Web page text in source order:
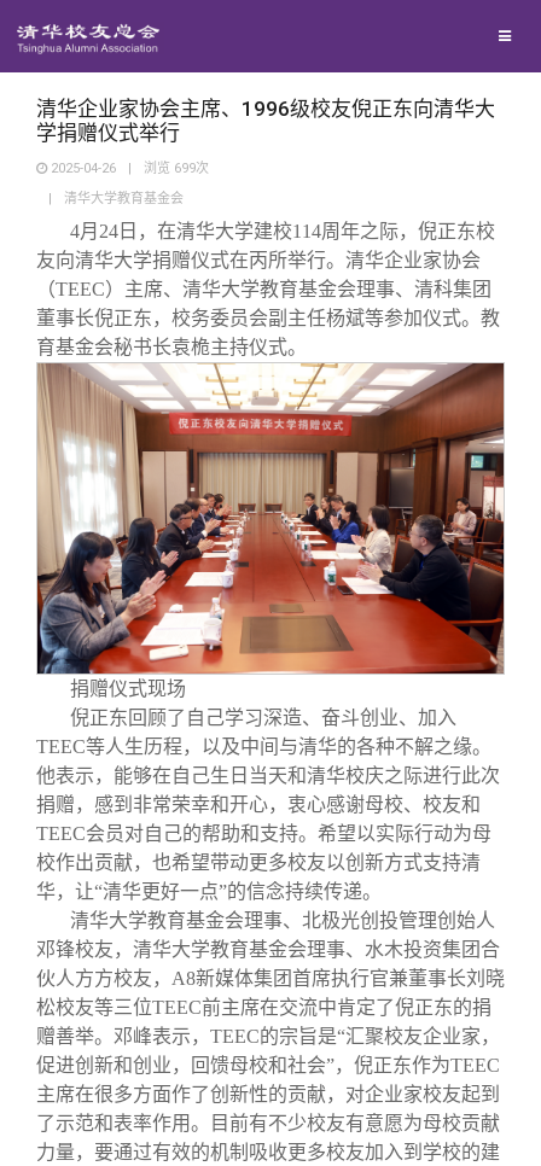
西南联大校友会
义工计划
媒体平台
《清华校友通讯》
《水木清华》
我要订阅
百年清华
清华人物
清华故事
校友文苑
校友讲坛
校友服务
终身学习
三创大赛
实用信息
校友总会
会长致辞
总会章程
制度法规
联系我们
清华企业家协会主席、1996级校友倪正东向清华大
学捐赠仪式举行
2025-04-26 | 浏览 699次
|
清华大学教育基金会
4月24日，在清华大学建校114周年之际，倪正东校
友向清华大学捐赠仪式在丙所举行。清华企业家协会
（TEEC）主席、清华大学教育基金会理事、清科集团
董事长倪正东，校务委员会副主任杨斌等参加仪式。教
育基金会秘书长袁桅主持仪式。
捐赠仪式现场
倪正东回顾了自己学习深造、奋斗创业、加入
TEEC等人生历程，以及中间与清华的各种不解之缘。
他表示，能够在自己生日当天和清华校庆之际进行此次
捐赠，感到非常荣幸和开心，衷心感谢母校、校友和
TEEC会员对自己的帮助和支持。希望以实际行动为母
校作出贡献，也希望带动更多校友以创新方式支持清
华，让“清华更好一点”的信念持续传递。
清华大学教育基金会理事、北极光创投管理创始人
邓锋校友，清华大学教育基金会理事、水木投资集团合
伙人方方校友，A8新媒体集团首席执行官兼董事长刘晓
松校友等三位TEEC前主席在交流中肯定了倪正东的捐
赠善举。邓峰表示，TEEC的宗旨是“汇聚校友企业家，
促进创新和创业，回馈母校和社会”，倪正东作为TEEC
主席在很多方面作了创新性的贡献，对企业家校友起到
了示范和表率作用。目前有不少校友有意愿为母校贡献
力量，要通过有效的机制吸收更多校友加入到学校的建